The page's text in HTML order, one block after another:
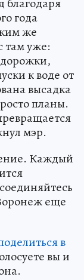
благодаря
года
же
там уже:
к воде от
высадка
планы.
мэр.
Каждый
еще
в
вы и